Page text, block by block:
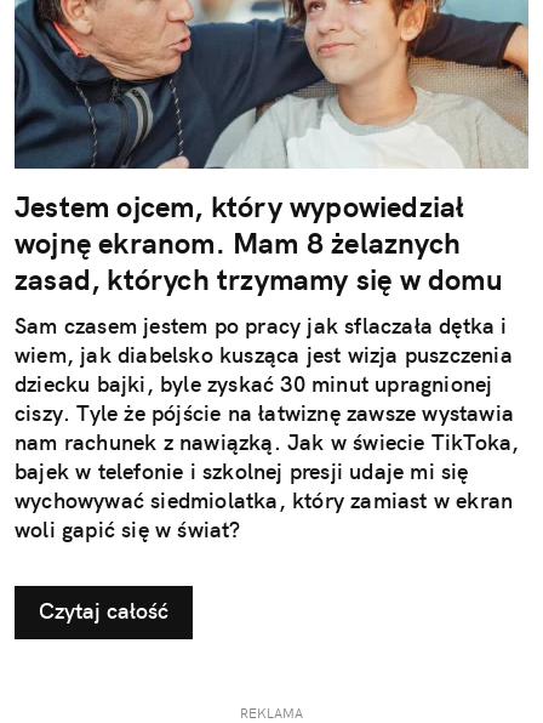
Jestem ojcem, który wypowiedział
wojnę ekranom. Mam 8 żelaznych
zasad, których trzymamy się w domu
Sam czasem jestem po pracy jak sflaczała dętka i
wiem, jak diabelsko kusząca jest wizja puszczenia
dziecku bajki, byle zyskać 30 minut upragnionej
ciszy. Tyle że pójście na łatwiznę zawsze wystawia
nam rachunek z nawiązką. Jak w świecie TikToka,
bajek w telefonie i szkolnej presji udaje mi się
wychowywać siedmiolatka, który zamiast w ekran
woli gapić się w świat?
Czytaj całość
REKLAMA